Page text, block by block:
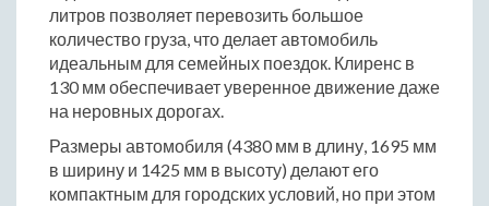
литров позволяет перевозить большое
количество груза, что делает автомобиль
идеальным для семейных поездок. Клиренс в
130 мм обеспечивает уверенное движение даже
на неровных дорогах.
Размеры автомобиля (4380 мм в длину, 1695 мм
в ширину и 1425 мм в высоту) делают его
компактным для городских условий, но при этом